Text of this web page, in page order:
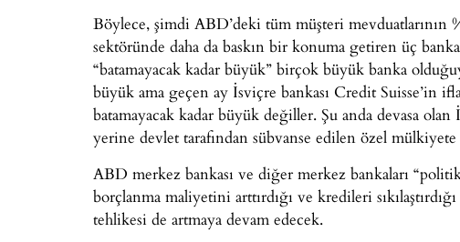
Böylece, şimdi ABD’deki tüm müşteri mevduatlarının
sektöründe daha da baskın bir konuma getiren üç
“batamayacak kadar büyük” birçok büyük banka
büyük ama geçen ay İsviçre bankası Credit Suisse’in
batamayacak kadar büyük değiller. Şu anda devasa
yerine devlet tarafından sübvanse edilen özel
ABD merkez bankası ve diğer merkez bankaları
borçlanma maliyetini arttırdığı ve kredileri
tehlikesi de artmaya devam edecek.